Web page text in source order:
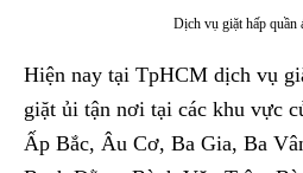
Dịch vụ giặt hấp quần
Hiện nay tại TpHCM dịch vụ
giặt ủi tận nơi tại các khu vực
Ấp Bắc, Âu Cơ, Ba Gia, Ba